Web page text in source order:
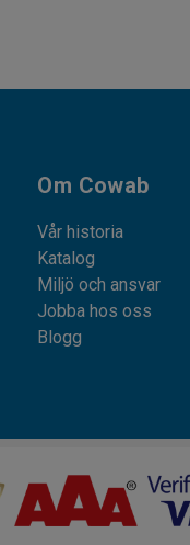
Om Cowab
Vår historia
Katalog
Miljö och ansvar
Jobba hos oss
Blogg